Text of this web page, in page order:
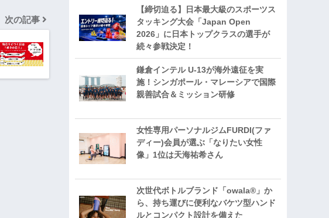
次の記事
【締切迫る】日本最大級のスポーツス
タッキング大会「Japan Open
2026」に日本トップクラスの選手が
続々参戦決定！
鎌倉インテル U-13が海外遠征を実
施！シンガポール・マレーシアで国際
親善試合＆ミッション研修
女性専用パーソナルジムFURDI(ファ
ディー)会員が選ぶ「なりたい女性
像」1位は天海祐希さん
次世代ボトルブランド「owala®」か
ら、持ち運びに便利なバケツ型ハンド
ルとコンパクト設計を備えた